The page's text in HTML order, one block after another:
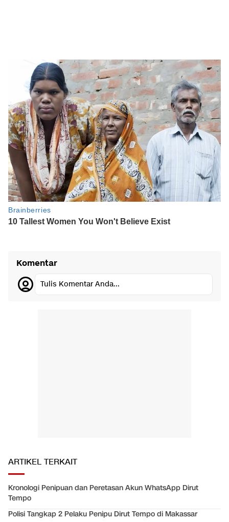
Komentar
Tulis Komentar Anda...
ARTIKEL TERKAIT
Kronologi Penipuan dan Peretasan Akun WhatsApp Dirut
Tempo
Polisi Tangkap 2 Pelaku Penipu Dirut Tempo di Makassar